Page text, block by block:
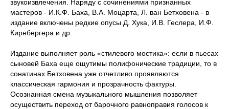
звукоизвлечения. Наряду с сочинениями признанных
мастеров - И.К.Ф. Баха, В.А. Моцарта, Л. ван Бетховена - в
издание включены редкие опусы Д. Хука, И.В. Геслера, И.Ф.
Кирнбергера и др.
Издание выполняет роль «стилевого мостика»: если в пьесах
сыновей Баха еще ощутимы полифонические традиции, то в
сонатинах Бетховена уже отчетливо проявляются
классическая гармония и прозрачность фактуры.
Осознанная смена музыкального мышления позволяет
осуществить переход от барочного равноправия голосов к